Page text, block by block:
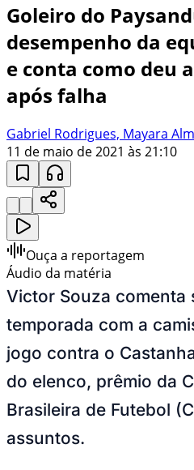
Goleiro do
desempenho da
e conta como deu
após falha
Gabriel Rodrigues, Mayara
11 de maio de 2021 às 21:10
Ouça a reportagem
Áudio da matéria
Victor Souza comenta
temporada com a
jogo contra o
do elenco, prêmio da
Brasileira de Futebol
assuntos.